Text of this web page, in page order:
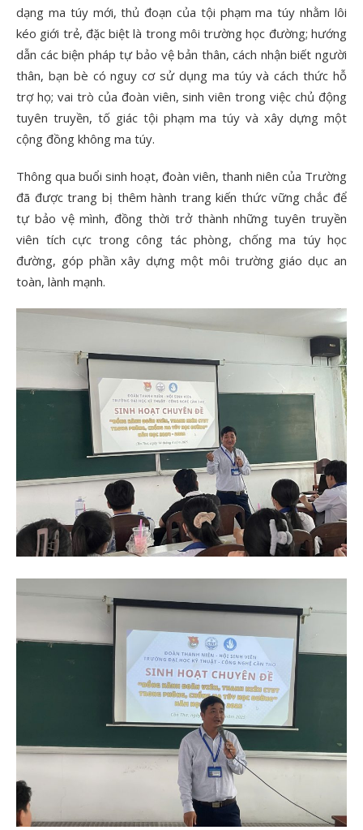
dạng ma túy mới, thủ đoạn của tội phạm ma túy nhằm lôi
kéo giới trẻ, đặc biệt là trong môi trường học đường; hướng
dẫn các biện pháp tự bảo vệ bản thân, cách nhận biết người
thân, bạn bè có nguy cơ sử dụng ma túy và cách thức hỗ
trợ họ; vai trò của đoàn viên, sinh viên trong việc chủ động
tuyên truyền, tố giác tội phạm ma túy và xây dựng một
cộng đồng không ma túy.
Thông qua buổi sinh hoạt, đoàn viên, thanh niên của Trường
đã được trang bị thêm hành trang kiến thức vững chắc để
tự bảo vệ mình, đồng thời trở thành những tuyên truyền
viên tích cực trong công tác phòng, chống ma túy học
đường, góp phần xây dựng một môi trường giáo dục an
toàn, lành mạnh.